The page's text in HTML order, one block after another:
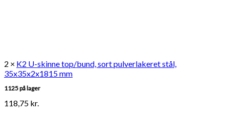
2 × K2 U-skinne top/bund, sort pulverlakeret stål,
35x35x2x1815 mm
1125 på lager
118,75 kr.